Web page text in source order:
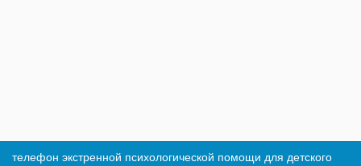
телефон экстренной психологической помощи для детского